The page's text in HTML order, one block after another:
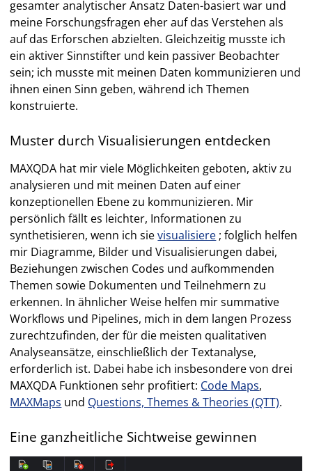
gesamter analytischer Ansatz Daten-basiert war und
meine Forschungsfragen eher auf das Verstehen als
auf das Erforschen abzielten. Gleichzeitig musste ich
ein aktiver Sinnstifter und kein passiver Beobachter
sein; ich musste mit meinen Daten kommunizieren und
ihnen einen Sinn geben, während ich Themen
konstruierte.
Muster durch Visualisierungen entdecken
MAXQDA hat mir viele Möglichkeiten geboten, aktiv zu
analysieren und mit meinen Daten auf einer
konzeptionellen Ebene zu kommunizieren. Mir
persönlich fällt es leichter, Informationen zu
synthetisieren, wenn ich sievisualisiere ; folglich helfen
mir Diagramme, Bilder und Visualisierungen dabei,
Beziehungen zwischen Codes und aufkommenden
Themen sowie Dokumenten und Teilnehmern zu
erkennen. In ähnlicher Weise helfen mir summative
Workflows und Pipelines, mich in dem langen Prozess
zurechtzufinden, der für die meisten qualitativen
Analyseansätze, einschließlich der Textanalyse,
erforderlich ist. Dabei habe ich insbesondere von drei
MAXQDA Funktionen sehr profitiert: Code Maps,
MAXMaps und Questions, Themes & Theories (QTT).
Eine ganzheitliche Sichtweise gewinnen